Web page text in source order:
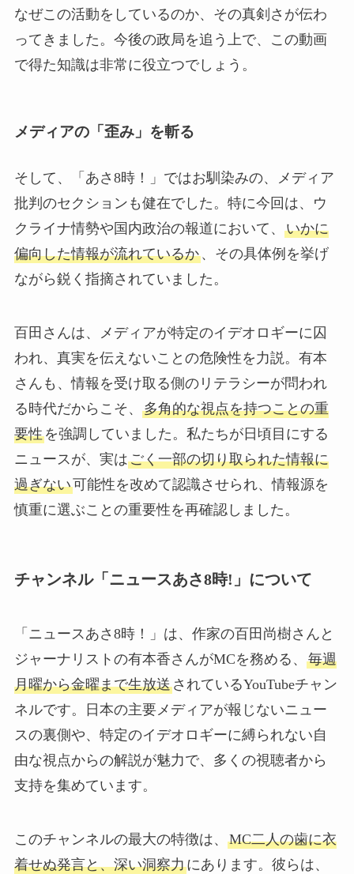
なぜこの活動をしているのか、その真剣さが伝わ
ってきました。今後の政局を追う上で、この動画
で得た知識は非常に役立つでしょう。
メディアの「歪み」を斬る
そして、「あさ8時！」ではお馴染みの、メディア
批判のセクションも健在でした。特に今回は、ウ
クライナ情勢や国内政治の報道において、 いかに
偏向した情報が流れているか、その具体例を挙げ
ながら鋭く指摘されていました。
百田さんは、メディアが特定のイデオロギーに囚
われ、真実を伝えないことの危険性を力説。有本
さんも、情報を受け取る側のリテラシーが問われ
る時代だからこそ、 多角的な視点を持つことの重
要性を強調していました。私たちが日頃目にする
ニュースが、実はごく一部の切り取られた情報に
過ぎない可能性を改めて認識させられ、情報源を
慎重に選ぶことの重要性を再確認しました。
チャンネル「ニュースあさ8時!」について
「ニュースあさ8時！」は、作家の百田尚樹さんと
ジャーナリストの有本香さんがMCを務める、 毎週
月曜から金曜まで生放送されているYouTubeチャン
ネルです。日本の主要メディアが報じないニュー
スの裏側や、特定のイデオロギーに縛られない自
由な視点からの解説が魅力で、多くの視聴者から
支持を集めています。
このチャンネルの最大の特徴は、 MC二人の歯に衣
着せぬ発言と、深い洞察力にあります。彼らは、